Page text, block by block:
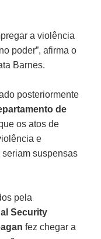
a violência
poder”, afirma o
Barnes.
posteriormente
de
os atos de
e
suspensas
pela
Security
fez chegar a